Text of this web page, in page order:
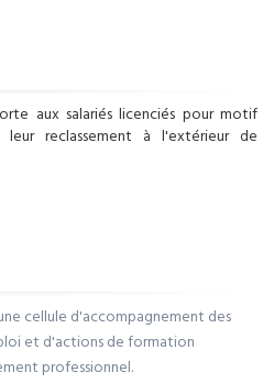
aux salariés licenciés pour motif
reclassement à l'extérieur de
cellule d'accompagnement des
et d'actions de formation
professionnel.